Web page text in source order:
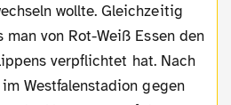
wollte. Gleichzeitig
von Rot-Weiß Essen den
verpflichtet hat. Nach
Westfalenstadion gegen